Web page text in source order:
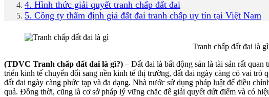
4. Hình thức giải quyết tranh chấp đất đai
5. Công ty thẩm định giá đất đai tranh chấp uy tín tại Việt Nam
Tranh chấp đất đai là
(TDVC Tranh chấp đất đai là gì?) – Đất đai là bất động sản là tài sản rất
triển kinh tế chuyển đổi sang nền kinh tế thị trường, đất đai ngày càng có vai trò
đất đai ngày càng phức tạp và đa dạng. Nhà nước sử dụng pháp luật để điều
quả. Đồng thời, cũng là cơ sở pháp lý vững chắc để giải quyết dứt điểm và có